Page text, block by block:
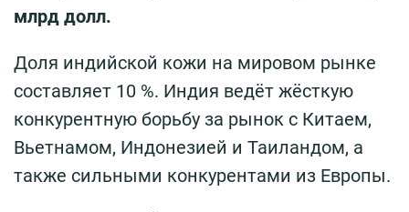
млрд долл.
Доля индийской кожи на мировом рынке
составляет 10 %. Индия ведёт жёсткую
конкурентную борьбу за рынок с Китаем,
Вьетнамом, Индонезией и Таиландом, а
также сильными конкурентами из Европы.